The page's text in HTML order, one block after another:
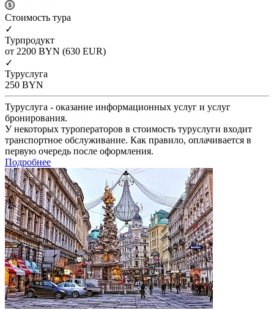
Cтоимость тура
✓
Турпродукт
от 2200 BYN (630 EUR)
✓
Туруслуга
250 BYN
Туруслуга - оказание информационных услуг и услуг
бронирования.
У некоторых туроператоров в стоимость туруслуги входит
транспортное обслуживание. Как правило, оплачивается в
первую очередь после оформления.
Подробнее